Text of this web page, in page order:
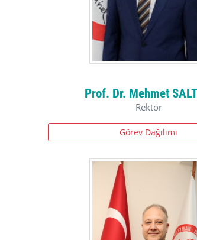
Prof. Dr. Mehmet
Rektör
Görev Dağılımı